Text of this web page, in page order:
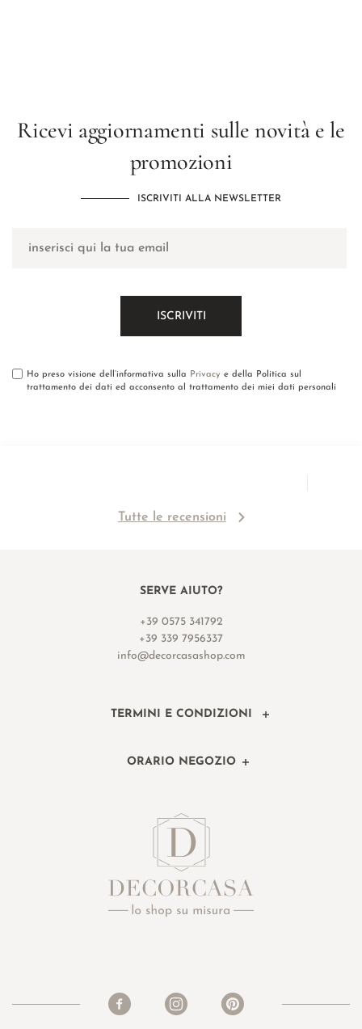
Ricevi aggiornamenti sulle novità e le
promozioni
ISCRIVITI ALLA NEWSLETTER
Ho preso visione dell’informativa sulla Privacy e della Politica sul
trattamento dei dati ed acconsento al trattamento dei miei dati personali
Tutte le recensioni
SERVE AIUTO?
+39 0575 341792
+39 339 7956337
info@decorcasashop.com
TERMINI E CONDIZIONI
ORARIO NEGOZIO